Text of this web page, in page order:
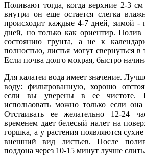
Поливают тогда, когда верхние 2-3 см
внутри он еще остается слегка
происходит каждые 4-7 дней, зимой -
дней, но только как ориентир. Полив
состоянию грунта, а не к
полностью, листья могут свернуться
Если почва долго мокрая, быстро
Для калатеи вода имеет значение.
воду: фильтрованную, хорошо
если вы уверены в ее чистоте.
использовать можно только если
Отстаивать ее желательно 12-24
временем дает белесый налет на
горшка, а у растения появляются
внешний вид листьев. После
поддона через 10-15 минут лучше слить.